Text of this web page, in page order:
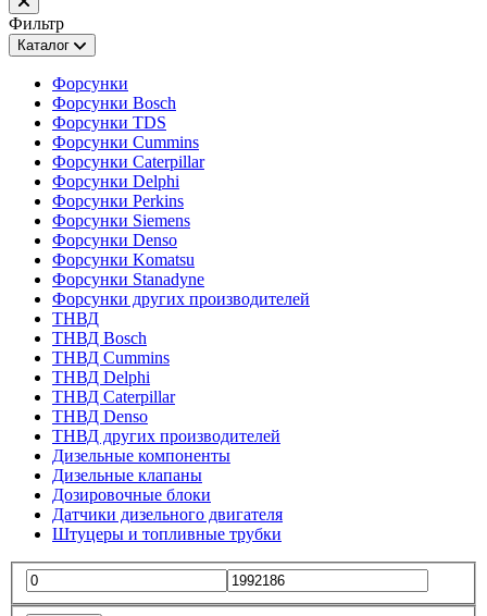
Фильтр
Каталог
Форсунки
Форсунки Bosch
Форсунки TDS
Форсунки Cummins
Форсунки Caterpillar
Форсунки Delphi
Форсунки Perkins
Форсунки Siemens
Форсунки Denso
Форсунки Komatsu
Форсунки Stanadyne
Форсунки других производителей
ТНВД
ТНВД Bosch
ТНВД Cummins
ТНВД Delphi
ТНВД Caterpillar
ТНВД Denso
ТНВД других производителей
Дизельные компоненты
Дизельные клапаны
Дозировочные блоки
Датчики дизельного двигателя
Штуцеры и топливные трубки